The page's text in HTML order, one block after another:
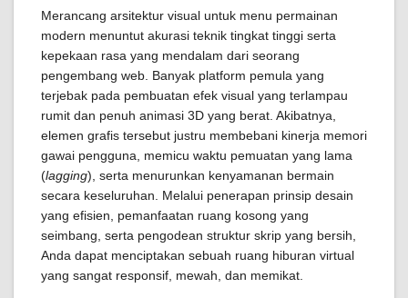
Merancang arsitektur visual untuk menu permainan
modern menuntut akurasi teknik tingkat tinggi serta
kepekaan rasa yang mendalam dari seorang
pengembang web. Banyak platform pemula yang
terjebak pada pembuatan efek visual yang terlampau
rumit dan penuh animasi 3D yang berat. Akibatnya,
elemen grafis tersebut justru membebani kinerja memori
gawai pengguna, memicu waktu pemuatan yang lama
(lagging), serta menurunkan kenyamanan bermain
secara keseluruhan. Melalui penerapan prinsip desain
yang efisien, pemanfaatan ruang kosong yang
seimbang, serta pengodean struktur skrip yang bersih,
Anda dapat menciptakan sebuah ruang hiburan virtual
yang sangat responsif, mewah, dan memikat.